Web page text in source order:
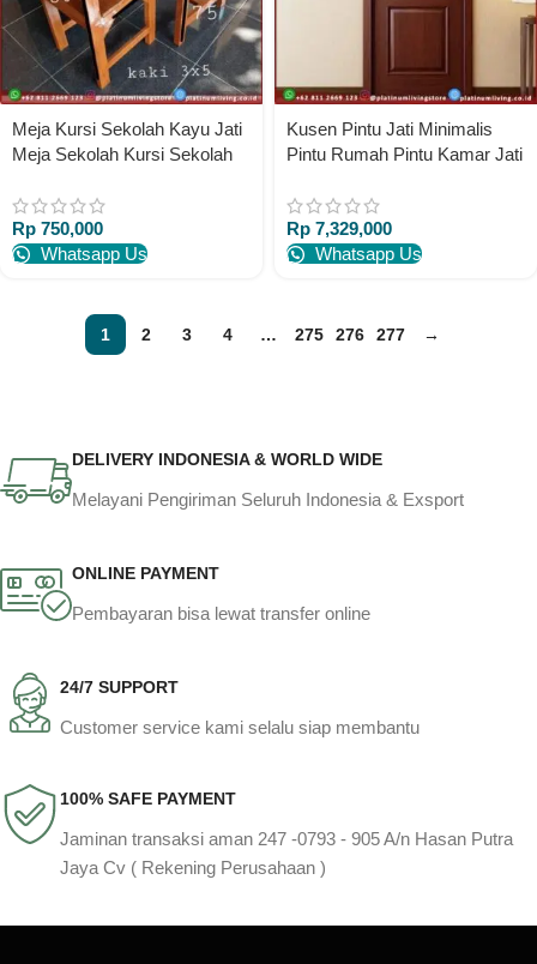
Meja Kursi Sekolah Kayu Jati
Meja Sekolah Kursi Sekolah
Rp 750,000
Whatsapp Us
Kusen Pintu Jati Minimalis
Pintu Rumah Pintu Kamar Jati
Rp 7,329,000
Whatsapp Us
1 2 3 4 … 275 276 277 →
DELIVERY INDONESIA & WORLD WIDE
Melayani Pengiriman Seluruh Indonesia & Exsport
ONLINE PAYMENT
Pembayaran bisa lewat transfer online
24/7 SUPPORT
Customer service kami selalu siap membantu
100% SAFE PAYMENT
Jaminan transaksi aman 247 -0793 - 905 A/n Hasan Putra
Jaya Cv ( Rekening Perusahaan )